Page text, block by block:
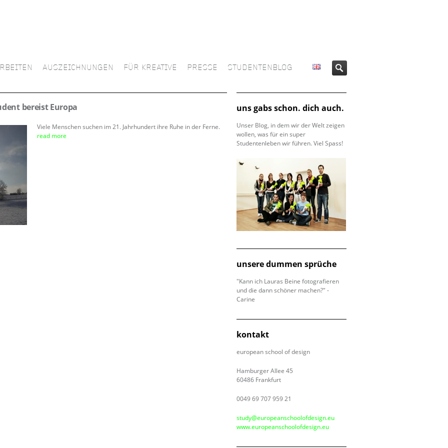
AUSZEICHNUNGEN FÜR KREATIVE PRESSE STUDENTENBLOG
bereist Europa
Viele Menschen suchen im 21. Jahrhundert ihre Ruhe in der Ferne.
read more
uns gabs schon. dich auch.
Unser Blog, in dem wir der Welt zeigen
wollen, was für ein super
Studentenleben wir führen. Viel Spass!
unsere dummen sprüche
"Kann ich Lauras Beine fotografieren
und die dann schöner machen?" -
Carine
kontakt
european school of design
Hamburger Allee 45
60486 Frankfurt
0049 69 707 959 21
study@europeanschoolofdesign.eu
www.europeanschoolofdesign.eu